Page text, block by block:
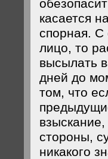
касается
спорная. С
лицо, то
высылать
дней до
том, что
стороны,
никакого